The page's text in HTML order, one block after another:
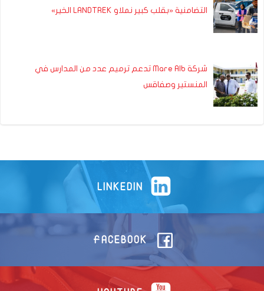
التضامنية «بقلب كبير نملاو LANDTREK الخير»
شركة Mare Alb تدعم ترميم عدد من المدارس في
المنستير وصفاقس
LINKEDIN
FACEBOOK